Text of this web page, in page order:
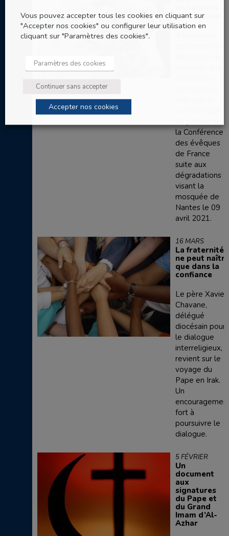
des Yvelines
la Conférence
des évêques
de France
suite aux
dégradations
visant la
mosquée de
Nantes le 09
avril 2021.
16 MARS
La fraternité
ne peut naître
que dans la
confiance
Le père Xavier
Chavane,
délégué
diocésain pour
le dialogue
interreligieux,
revient sur le
voyage du
Pape en Irak.
Un
fort à
poursuivre le
dialogue.
5 FÉVRIER
Un
document
aux
signatures
du Pape et
du Grand
Imam d’Al-
Azhar
Vous pouvez accepter tous les cookies en cliquant sur
"Accepter nos cookies" ou configurer leur utilisation en
cliquant sur "Paramètres des cookies".
Paramètres des cookies
Continuer sans accepter
Accepter nos cookies